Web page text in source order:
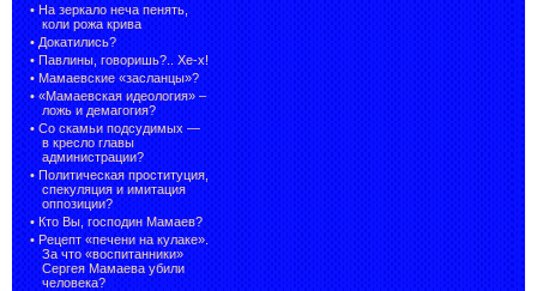
• На зеркало неча пенять,
коли рожа крива
• Докатились?
• Павлины, говоришь?.. Хе-х!
• Мамаевские «засланцы»?
• «Мамаевская идеология» –
ложь и демагогия?
• Со скамьи подсудимых —
в кресло главы
администрации?
• Политическая проституция,
спекуляция и имитация
оппозиции?
• Кто Вы, господин Мамаев?
• Рецепт «печени на кулаке».
За что «воспитанники»
Сергея Мамаева убили
человека?